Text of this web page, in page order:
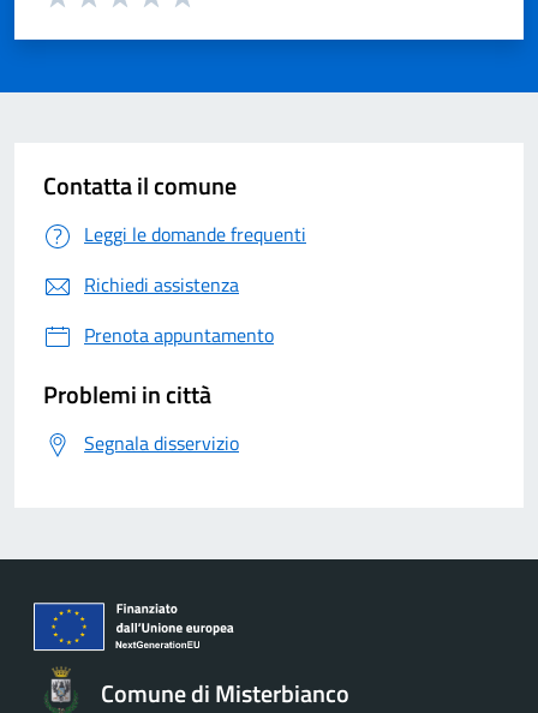
Contatta il comune
Leggi le domande frequenti
Richiedi assistenza
Prenota appuntamento
Problemi in città
Segnala disservizio
Comune di Misterbianco